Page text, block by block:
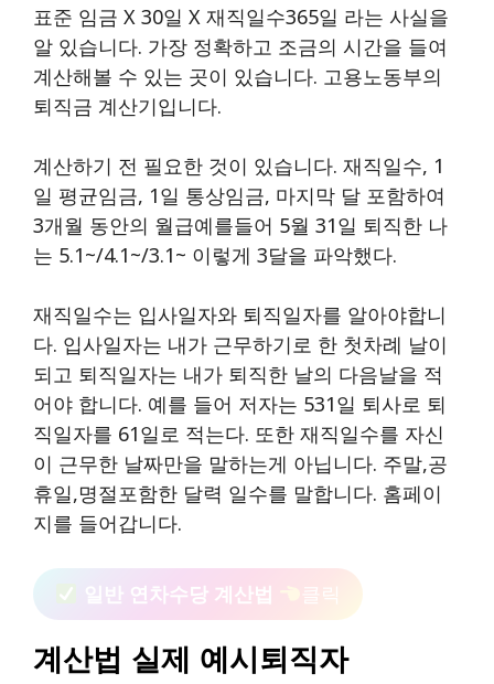
표준 임금 X 30일 X 재직일수365일 라는 사실을
알 있습니다. 가장 정확하고 조금의 시간을 들여
계산해볼 수 있는 곳이 있습니다. 고용노동부의
퇴직금 계산기입니다.
계산하기 전 필요한 것이 있습니다. 재직일수, 1
일 평균임금, 1일 통상임금, 마지막 달 포함하여
3개월 동안의 월급예를들어 5월 31일 퇴직한 나
는 5.1~/4.1~/3.1~ 이렇게 3달을 파악했다.
재직일수는 입사일자와 퇴직일자를 알아야합니
다. 입사일자는 내가 근무하기로 한 첫차례 날이
되고 퇴직일자는 내가 퇴직한 날의 다음날을 적
어야 합니다. 예를 들어 저자는 531일 퇴사로 퇴
직일자를 61일로 적는다. 또한 재직일수를 자신
이 근무한 날짜만을 말하는게 아닙니다. 주말,공
휴일,명절포함한 달력 일수를 말합니다. 홈페이
지를 들어갑니다.
일반 연차수당 계산법 클릭
계산법 실제 예시퇴직자